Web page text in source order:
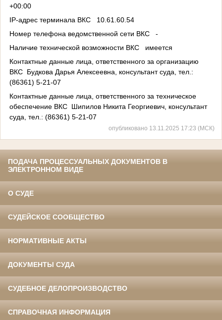
+00:00
IP-адрес терминала ВКС 10.61.60.54
Номер телефона ведомственной сети ВКС -
Наличие технической возможности ВКС имеется
Контактные данные лица, ответственного за организацию
ВКС Будкова Дарья Алексеевна, консультант суда, тел.:
(86361) 5-21-07
Контактные данные лица, ответственного за техническое
обеспечение ВКС Шипилов Никита Георгиевич, консультант
суда, тел.: (86361) 5-21-07
опубликовано 13.11.2025 17:23 (МСК)
ПОДАЧА ПРОЦЕССУАЛЬНЫХ ДОКУМЕНТОВ В
ЭЛЕКТРОННОМ ВИДЕ
О СУДЕ
СУДЕЙСКОЕ СООБЩЕСТВО
НОРМАТИВНЫЕ АКТЫ
ДОКУМЕНТЫ СУДА
СУДЕБНОЕ ДЕЛОПРОИЗВОДСТВО
СПРАВОЧНАЯ ИНФОРМАЦИЯ